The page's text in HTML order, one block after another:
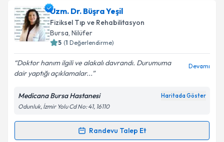
Uzm. Dr. Orge Fatoş Demirtaş
talebi oluşturun. Size bu uzmandan randevu almanız
için bir takvim hazırlandığında e-posta ile
bilgilendireceğiz.
E-posta Adresiniz
Kişisel verilerimin işlenmesine ilişkin
Metni'ni okudum ve kişisel verilerimin belirtilen
kapsamda işlenmesini kabul ediyorum.
Uzm. Dr. Büşra Yeşil
Fiziksel Tıp ve Rehabilitasyon
Bursa, Nilüfer
5 (1 Değerlendirme)
Doktor hanım ilgili ve alakalı davrandı. Durumuma
dair yaptığı açıklamalar...
Devamı
Medicana Bursa Hastanesi Haritada Göster
Odunluk, İzmir Yolu Cd No: 41, 16110
Randevu Talep Et
Randevu Takvimi Talebi